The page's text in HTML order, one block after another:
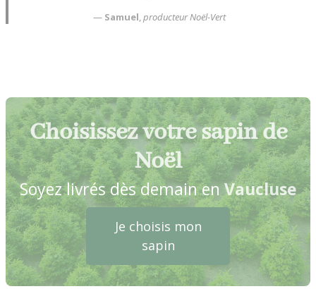
— Samuel,producteur Noël-Vert
Choisissez votre sapin de
Noël
Soyez livrés dès demain enVaucluse
Je choisis mon
sapin